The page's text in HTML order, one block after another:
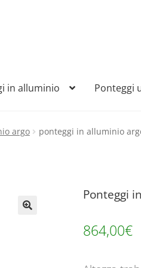
in alluminio Ponteggi
argo ponteggi in alluminio
Ponteggi
864,00€